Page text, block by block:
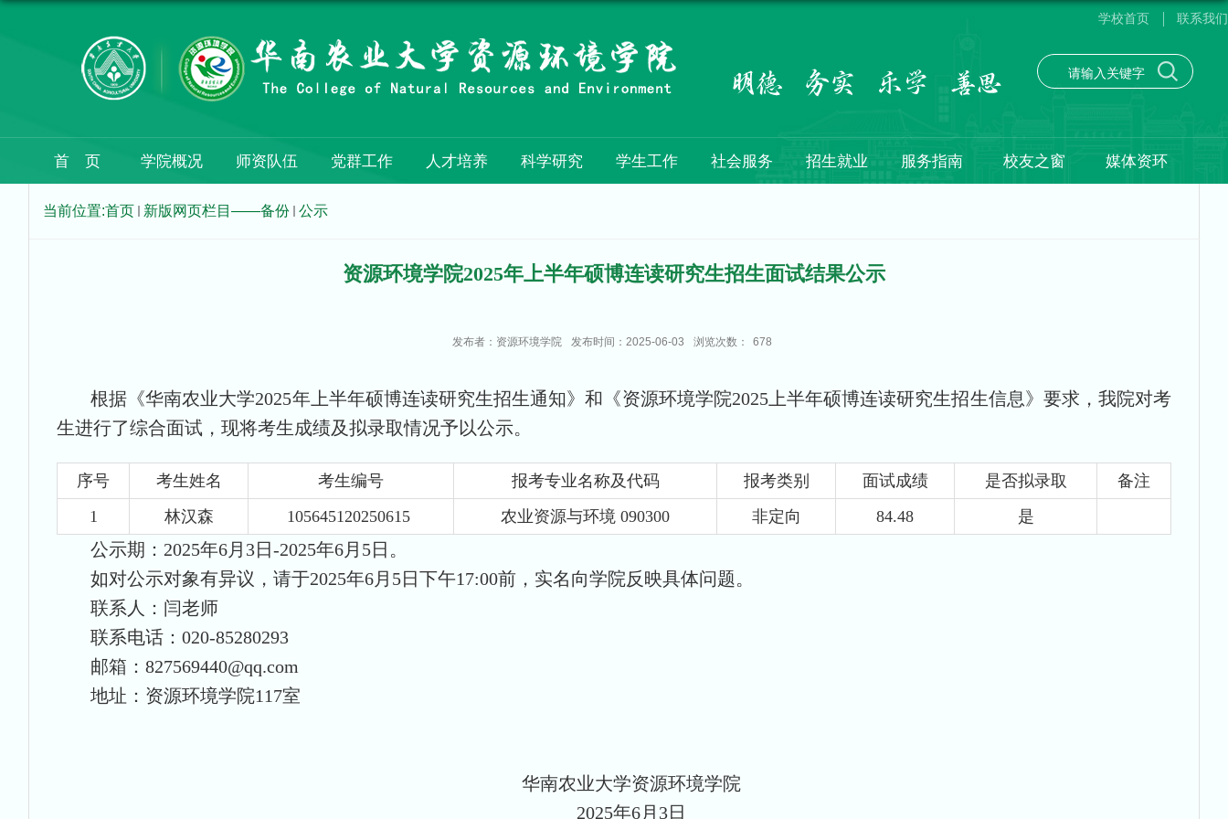
学校首页 联系我们
首 页 学院概况 师资队伍 党群工作 人才培养 科学研究 学生工作 社会服务 招生就业 服务指南 校友之窗 媒体资环
当前位置:首页 新版网页栏目——备份 公示
资源环境学院2025年上半年硕博连读研究生招生面试结果公示
发布者：资源环境学院 发布时间：2025-06-03 浏览次数： 678
根据 《华南农业大学2025年上半年硕博连读研究生招生通知》和《资源环境学院2025上半年硕博连读研究生招生信息》要求， 我院对考
生进行了综合面试，现将考生成绩及拟录取情况予以公示。
序号 考生姓名 考生编号 报考专业名称及代码 报考类别 面试成绩 是否拟录取
备注
1
林汉森 105645120250615 农业资源与环境 090300 非定向 84.48 是
公示期：2025年6月 3日-2025年6月 5日。
如对公示对象有异议，请于2025年6月 5日下午17:00前，实名向学院反映具体问题。
联系人：闫老师
联系电话： 020-85280293
邮箱： 827569440@qq.com
地址： 资源环境学院117室
华南农业大学资源环境学院
2025年6月3日